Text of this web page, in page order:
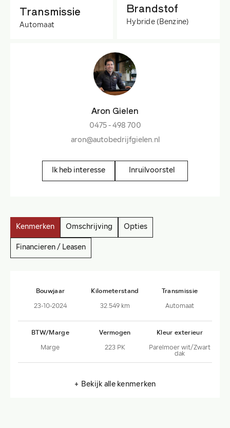
Transmissie
Automaat
Brandstof
Hybride (Benzine)
Aron Gielen
0475 - 498 700
aron@autobedrijfgielen.nl
Ik heb interesse Inruilvoorstel
Kenmerken Omschrijving Opties
Financieren / Leasen
Bouwjaar
23-10-2024
Kilometerstand
32.549 km
Transmissie
Automaat
BTW/Marge
Marge
Vermogen
223 PK
Kleur exterieur
Parelmoer wit/Zwart
dak
+ Bekijk alle kenmerken